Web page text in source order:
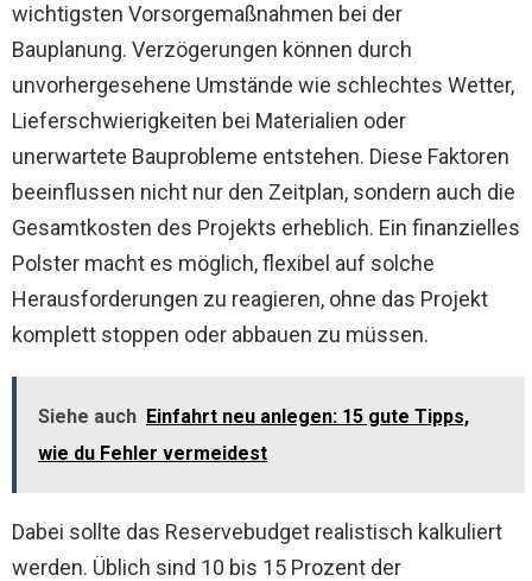
wichtigsten Vorsorgemaßnahmen bei der
Bauplanung. Verzögerungen können durch
unvorhergesehene Umstände wie schlechtes Wetter,
Lieferschwierigkeiten bei Materialien oder
unerwartete Bauprobleme entstehen. Diese Faktoren
beeinflussen nicht nur den Zeitplan, sondern auch die
Gesamtkosten des Projekts erheblich. Ein finanzielles
Polster macht es möglich, flexibel auf solche
Herausforderungen zu reagieren, ohne das Projekt
komplett stoppen oder abbauen zu müssen.
Siehe auch Einfahrt neu anlegen: 15 gute Tipps,
wie du Fehler vermeidest
Dabei sollte das Reservebudget realistisch kalkuliert
werden. Üblich sind 10 bis 15 Prozent der